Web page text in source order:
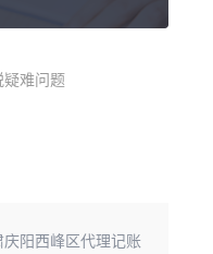
难问题
庆阳西峰区代理记账